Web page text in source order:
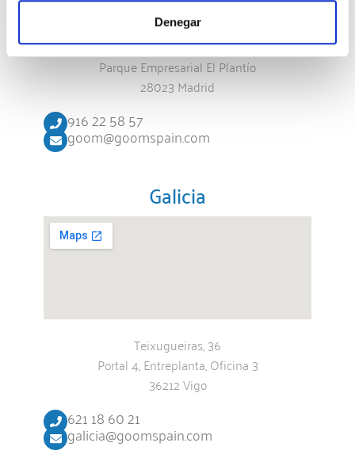
Denegar
Ochandiano, 6, 1ºC
Parque Empresarial El Plantío
28023 Madrid
916 22 58 57
goom@goomspain.com
Galicia
Teixugueiras, 36
Portal 4, Entreplanta, Oficina 3
36212 Vigo
621 18 60 21
galicia@goomspain.com